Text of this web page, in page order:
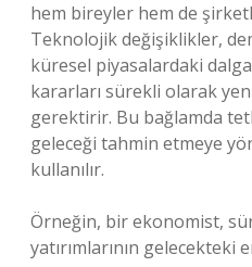
hem bireyler hem de
Teknolojik değişiklikler,
küresel piyasalardaki
kararları sürekli olarak
gerektirir. Bu bağlamda
geleceği tahmin etmeye
kullanılır.
Örneğin, bir ekonomist,
yatırımlarının gelecekteki